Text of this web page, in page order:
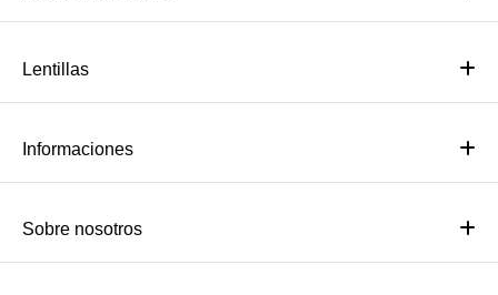
Lentillas
Informaciones
Sobre nosotros